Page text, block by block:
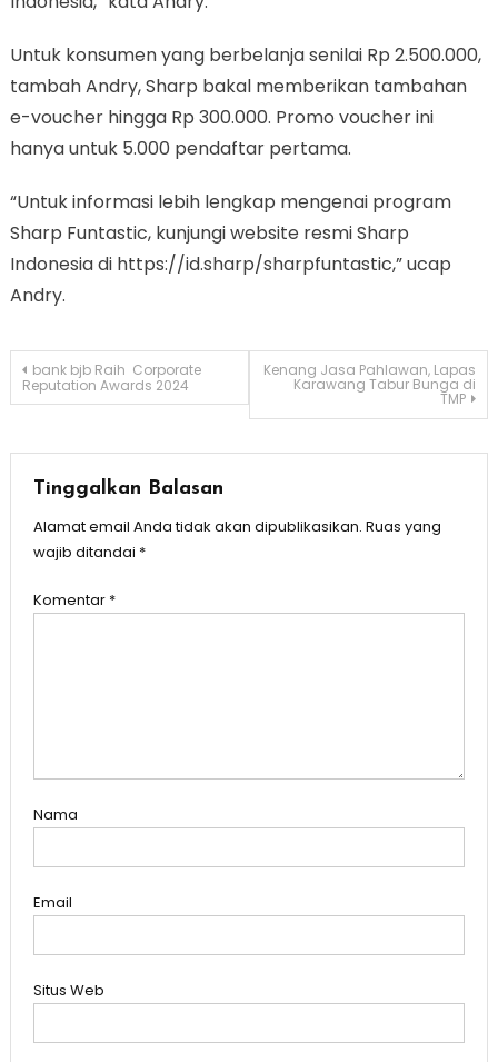
Untuk konsumen yang berbelanja senilai Rp 2.500.000,
tambah Andry, Sharp bakal memberikan tambahan
e-voucher hingga Rp 300.000. Promo voucher ini
hanya untuk 5.000 pendaftar pertama.
“Untuk informasi lebih lengkap mengenai program
Sharp Funtastic, kunjungi website resmi Sharp
Indonesia di https://id.sharp/sharpfuntastic,” ucap
Andry.
Navigasi
pos
bank bjb Raih Corporate
Reputation Awards 2024
Kenang Jasa Pahlawan, Lapas
Karawang Tabur Bunga di
TMP
Tinggalkan Balasan
Alamat email Anda tidak akan dipublikasikan. Ruas yang
wajib ditandai *
Komentar *
Nama
Email
Situs Web